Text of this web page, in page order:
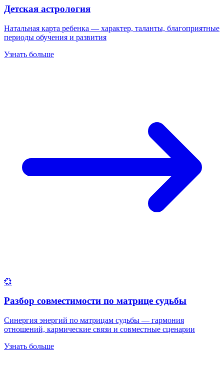
Детская астрология
Натальная карта ребенка — характер, таланты, благоприятные
периоды обучения и развития
Узнать больше
💞
Разбор совместимости по матрице судьбы
Синергия энергий по матрицам судьбы — гармония
отношений, кармические связи и совместные сценарии
Узнать больше